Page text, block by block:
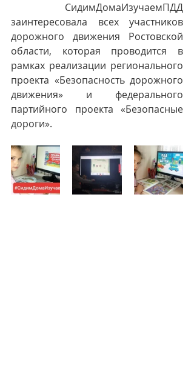
СидимДомаИзучаемПДД
заинтересовала всех участников
дорожного движения Ростовской
области, которая проводится в
рамках реализации регионального
проекта «Безопасность дорожного
движения» и федерального
партийного проекта «Безопасные
дороги».